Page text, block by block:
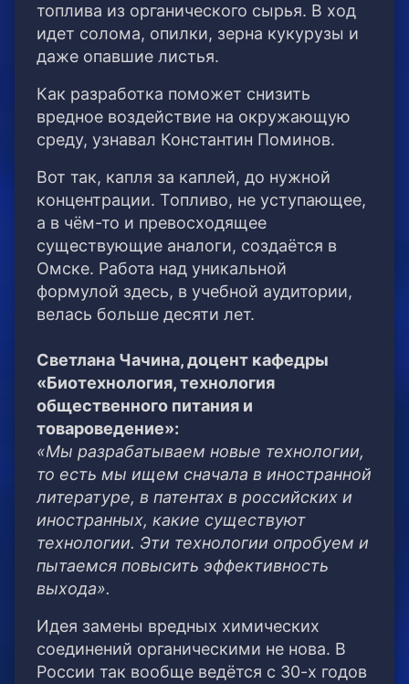
топлива из органического сырья. В ход
идет солома, опилки, зерна кукурузы и
даже опавшие листья.
Как разработка поможет снизить
вредное воздействие на окружающую
среду, узнавал Константин Поминов.
Вот так, капля за каплей, до нужной
концентрации. Топливо, не уступающее,
а в чём-то и превосходящее
существующие аналоги, создаётся в
Омске. Работа над уникальной
формулой здесь, в учебной аудитории,
велась больше десяти лет.
Светлана Чачина, доцент кафедры
«Биотехнология, технология
общественного питания и
товароведение»:
«Мы разрабатываем новые технологии,
то есть мы ищем сначала в иностранной
литературе, в патентах в российских и
иностранных, какие существуют
технологии. Эти технологии опробуем и
пытаемся повысить эффективность
выхода».
Идея замены вредных химических
соединений органическими не нова. В
России так вообще ведётся с 30-х годов